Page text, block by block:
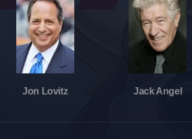
Jon Lovitz Jack Angel